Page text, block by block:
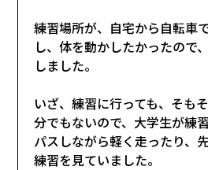
練習場所が、自宅から自転車
し、体を動かしたかったので
しました。
いざ、練習に行っても、そも
分でもないので、大学生が練
パスしながら軽く走ったり、
練習を見ていました。